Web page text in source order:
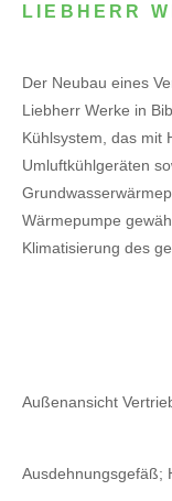
LIEBHERR
Der Neubau eines
Liebherr Werke in
Kühlsystem, das mit
Umluftkühlgeräten
Wärmepumpe
Klimatisierung des
Außenansicht
Ausdehnungsgefäß;